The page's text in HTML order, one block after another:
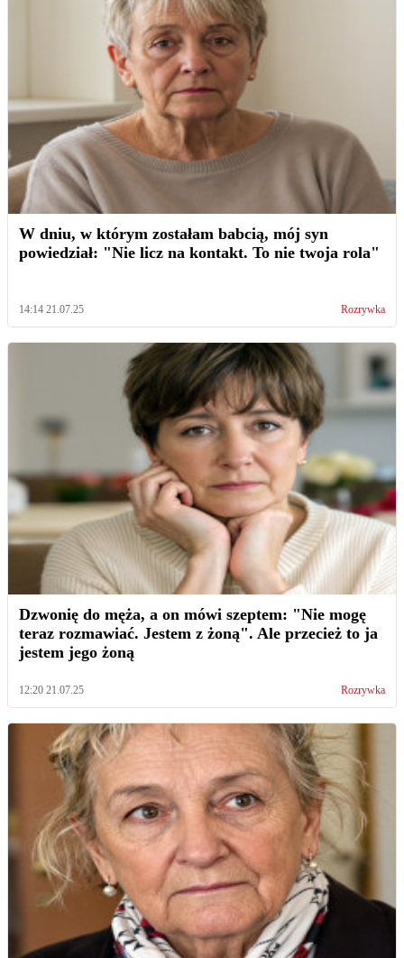
W dniu, w którym zostałam babcią, mój syn
powiedział: "Nie licz na kontakt. To nie twoja rola"
14:14 21.07.25 Rozrywka
Dzwonię do męża, a on mówi szeptem: "Nie mogę
teraz rozmawiać. Jestem z żoną". Ale przecież to ja
jestem jego żoną
12:20 21.07.25 Rozrywka